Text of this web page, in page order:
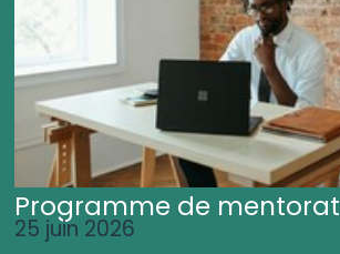
Programme de mentorat
25 juin 2026